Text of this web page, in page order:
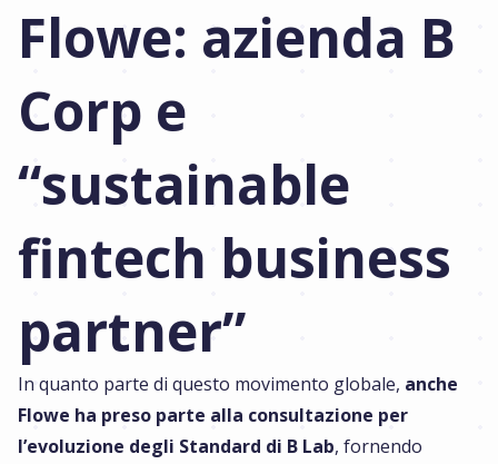
Flowe: azienda B
Corp e
“sustainable
fintech business
partner”
In quanto parte di questo movimento globale, anche
Flowe ha preso parte alla consultazione per
l’evoluzione degli Standard di B Lab, fornendo